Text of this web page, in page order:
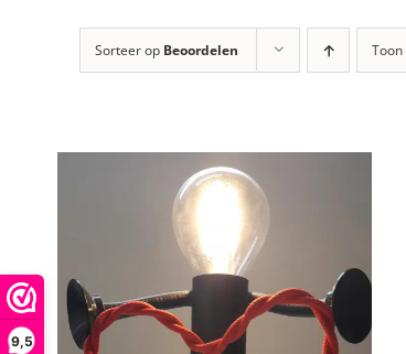
9,5
Sorteer op Beoordelen Toon